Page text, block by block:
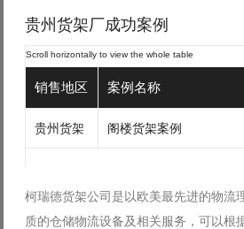
贵州货架厂成功案例
销售地区 案例名称
贵州货架 阁楼货架案例
柯瑞德货架公司是以欧美最先进的物流
质的仓储物流设备及相关服务，可以根